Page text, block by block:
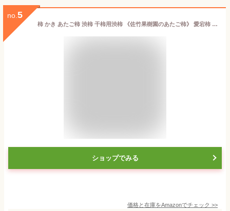
no. 5
柿 かき あたご柿 渋柿 干柿用渋柿 《佐竹果樹園のあたご柿》 愛宕柿 約10kg 大玉限定（Ｌ～３Ｌサイズ混合） よさ来い監修 愛媛県 丹原産 干し柿 用 渋柿 枝付渋柿 干し柿 つるし柿 あんぽ柿 さらし柿用 【あたご柿 １０キロ】
ショップでみる
価格と在庫をAmazonでチェック >>